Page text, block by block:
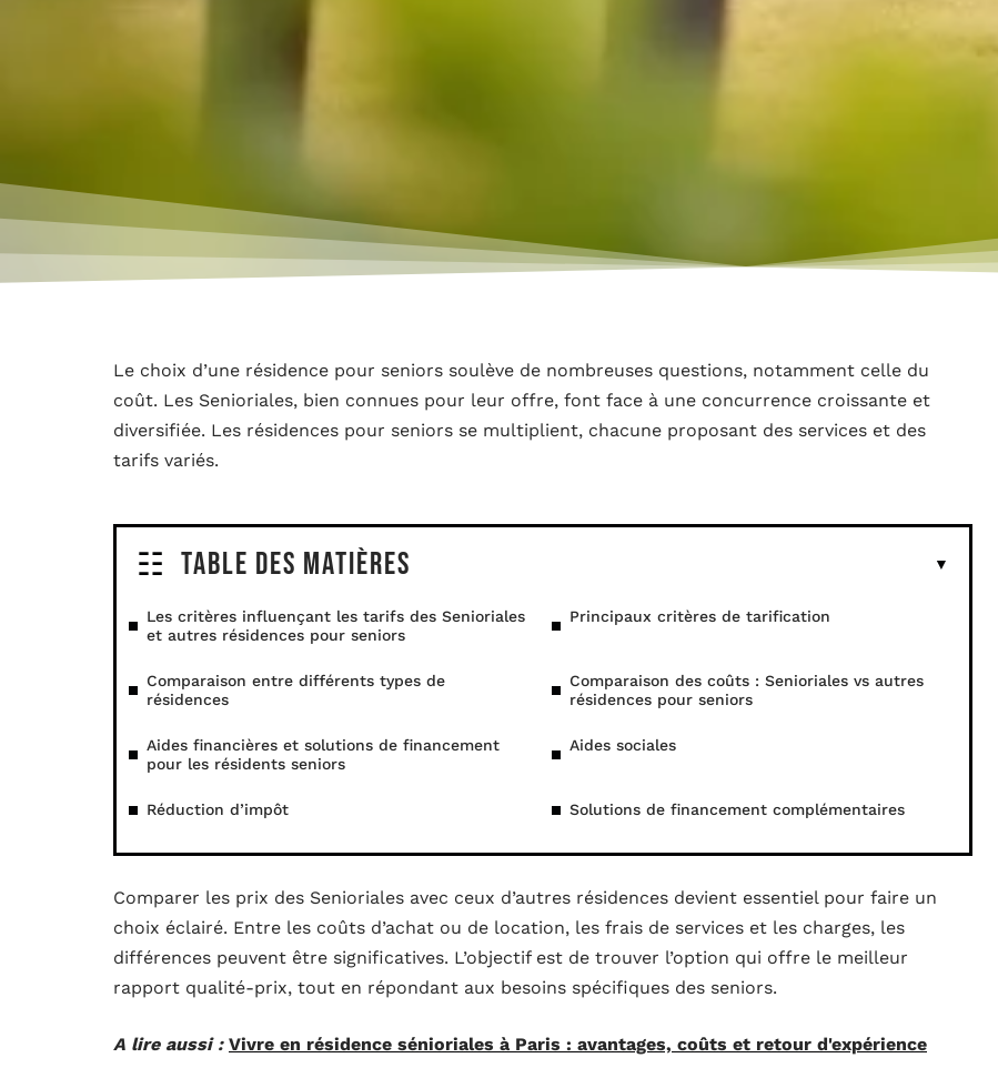
Le choix d’une résidence pour seniors soulève de nombreuses questions, notamment celle du
coût. Les Senioriales, bien connues pour leur offre, font face à une concurrence croissante et
diversifiée. Les résidences pour seniors se multiplient, chacune proposant des services et des
tarifs variés.
Table des matières
Les critères influençant les tarifs des Senioriales
et autres résidences pour seniors
Principaux critères de tarification
Comparaison entre différents types de
résidences
Comparaison des coûts : Senioriales vs autres
résidences pour seniors
Aides financières et solutions de financement
pour les résidents seniors
Aides sociales
Réduction d’impôt Solutions de financement complémentaires
Comparer les prix des Senioriales avec ceux d’autres résidences devient essentiel pour faire un
choix éclairé. Entre les coûts d’achat ou de location, les frais de services et les charges, les
différences peuvent être significatives. L’objectif est de trouver l’option qui offre le meilleur
rapport qualité-prix, tout en répondant aux besoins spécifiques des seniors.
A lire aussi : Vivre en résidence sénioriales à Paris : avantages, coûts et retour d'expérience